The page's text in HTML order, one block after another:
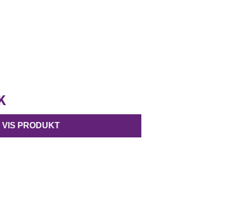
VIS PRODUKT